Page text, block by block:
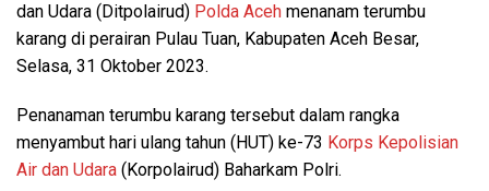
dan Udara (Ditpolairud) Polda Aceh menanam terumbu
karang di perairan Pulau Tuan, Kabupaten Aceh Besar,
Selasa, 31 Oktober 2023.
Penanaman terumbu karang tersebut dalam rangka
menyambut hari ulang tahun (HUT) ke-73 Korps Kepolisian
Air dan Udara (Korpolairud) Baharkam Polri.